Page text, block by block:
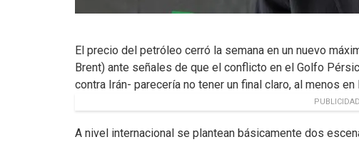
El precio del petróleo cerró la semana en un nuevo
Brent) ante señales de que el conflicto en el Golfo
contra Irán- parecería no tener un final claro, al menos en
PUBLICIDAD
A nivel internacional se plantean básicamente dos